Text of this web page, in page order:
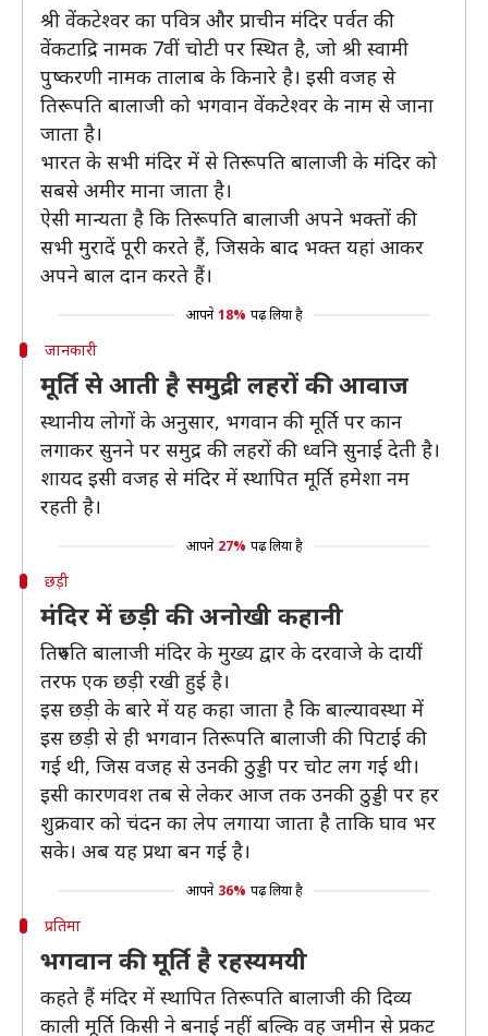
श्री वेंकटेश्वर का पवित्र और प्राचीन मंदिर पर्वत की
वेंकटाद्रि नामक 7वीं चोटी पर स्थित है, जो श्री स्वामी
पुष्करणी नामक तालाब के किनारे है। इसी वजह से
तिरूपति बालाजी को भगवान वेंकटेश्वर के नाम से जाना
जाता है।
भारत के सभी मंदिर में से तिरूपति बालाजी के मंदिर को
सबसे अमीर माना जाता है।
ऐसी मान्‍यता है कि तिरूपति बालाजी अपने भक्तों की
सभी मुरादें पूरी करते हैं, जिसके बाद भक्त यहां आकर
अपने बाल दान करते हैं।
आपने 18% पढ़ लिया है
जानकारी
मूर्ति से आती है समुद्री लहरों की आवाज
स्थानीय लोगों के अनुसार, भगवान की मूर्ति पर कान
लगाकर सुनने पर समुद्र की लहरों की ध्‍वनि सुनाई देती है।
शायद इसी वजह से मंदिर में स्थापित मूर्ति हमेशा नम
रहती है।
आपने 27% पढ़ लिया है
छड़ी
मंदिर में छड़ी की अनोखी कहानी
तिरुपति बालाजी मंदिर के मुख्य द्वार के दरवाजे के दायीं
तरफ एक छड़ी रखी हुई है।
इस छड़ी के बारे में यह कहा जाता है कि बाल्‍यावस्‍था में
इस छड़ी से ही भगवान तिरूपति बालाजी की पिटाई की
गई थी, जिस वजह से उनकी ठुड्डी पर चोट लग गई थी।
इसी कारणवश तब से लेकर आज तक उनकी ठुड्डी पर हर
शुक्रवार को चंदन का लेप लगाया जाता है ताकि घाव भर
सके। अब यह प्रथा बन गई है।
आपने 36% पढ़ लिया है
प्रतिमा
भगवान की मूर्ति है रहस्यमयी
कहते हैं मंदिर में स्थापित तिरूपति बालाजी की दिव्य
काली मूर्ति किसी ने बनाई नहीं बल्कि वह जमीन से प्रकट